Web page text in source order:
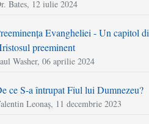
Bates, 12 iulie 2024
Evangheliei - Un capitol
preeminent
Washer, 06 aprilie 2024
ce S-a întrupat Fiul lui Dumnezeu?
Leonaș, 11 decembrie 2023